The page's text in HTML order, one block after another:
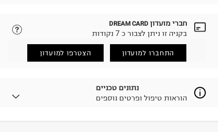
לבחירת בשיטת המשלוח המתאימה לכם,
הזמנתם והתחרטתם?
(במקום ב-19.9 ₪) לזמן מוגבל! חינם בהזמנות מעל 500 ₪.
למידע נא ללחוץ כאן
.
לפני החזרת החבילה, חשוב להדביק את מדבקת הגוביינא על
פריטים שבירים יש להחזיר עם שליח דרך ממשק ההחזרות
חברי מועדון DREAM CARD
בקניה זו ניתן לצבור כ 7 נקודות
התחברו למועדון הצטרפו למועדון
נתונים טכניים
הוראות טיפול ופרטים נוספים